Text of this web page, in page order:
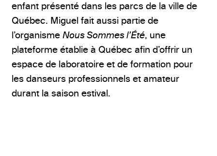
enfant présenté dans les parcs de la ville de
Québec. Miguel fait aussi partie de
l’organisme Nous Sommes l’Été, une
plateforme établie à Québec afin d’offrir un
espace de laboratoire et de formation pour
les danseurs professionnels et amateur
durant la saison estival.